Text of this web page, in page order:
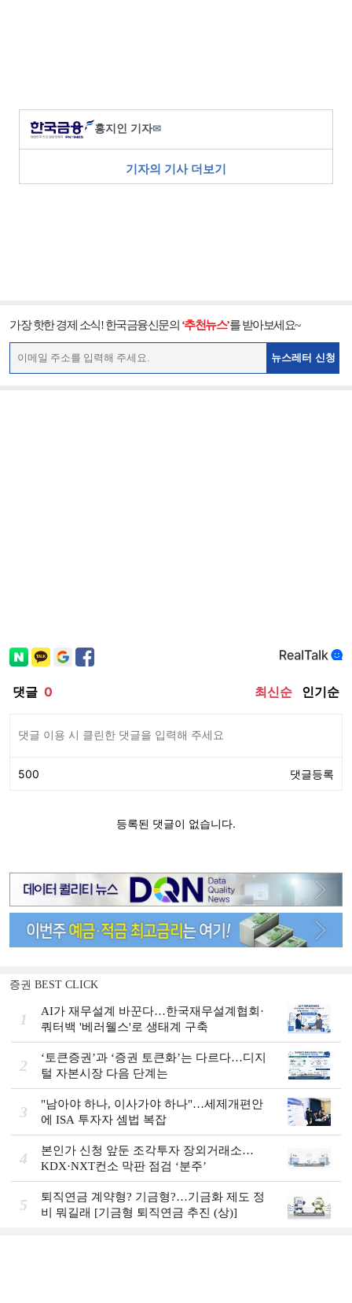
홍지인 기자✉
기자의 기사 더보기
가장 핫한 경제 소식! 한국금융신문의 ‘추천뉴스’를 받아보세요~
뉴스레터 신청
증권 BEST CLICK
1
AI가 재무설계 바꾼다…한국재무설계협회·
쿼터백 '베러웰스'로 생태계 구축
2
‘토큰증권’과 ‘증권 토큰화’는 다르다…디지
털 자본시장 다음 단계는
3
"남아야 하나, 이사가야 하나"…세제개편안
에 ISA 투자자 셈법 복잡
4
본인가 신청 앞둔 조각투자 장외거래소…
KDX·NXT컨소 막판 점검 ‘분주’
5
퇴직연금 계약형? 기금형?…기금화 제도 정
비 뭐길래 [기금형 퇴직연금 추진 (상)]